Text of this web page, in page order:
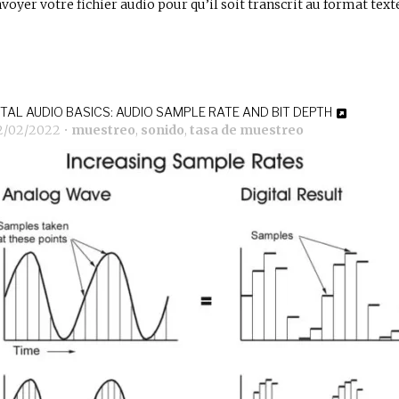
votre fichier audio pour qu’il soit transcrit au format
AUDIO BASICS: AUDIO SAMPLE RATE AND BIT DEPTH
02/2022 • muestreo, sonido, tasa de muestreo